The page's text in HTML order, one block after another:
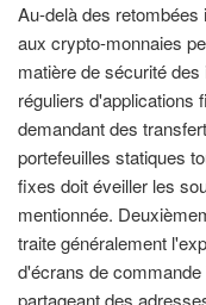
Au-delà des
aux crypto-monnaies
matière de sécurité
réguliers d'applications
demandant des
portefeuilles statiques
fixes doit éveiller les
mentionnée.
traite généralement
d'écrans de
partageant des